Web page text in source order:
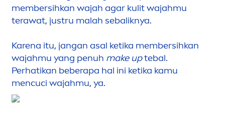
membersihkan wajah agar kulit wajahmu
terawat, justru malah sebaliknya.
Karena itu, jangan asal ketika membersihkan
wajahmu yang penuh make uptebal.
Perhatikan beberapa hal ini ketika kamu
mencuci wajahmu, ya.